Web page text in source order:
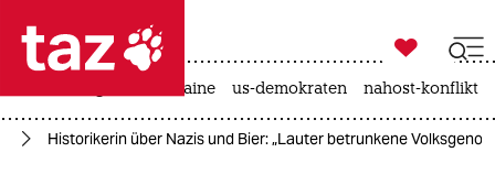
 taz zahl ich
taz zahl ich

taz zahl ich
krieg in der ukraine us-demokraten nahost-konflikt
Historikerin über Nazis und Bier: „Lauter betrunkene